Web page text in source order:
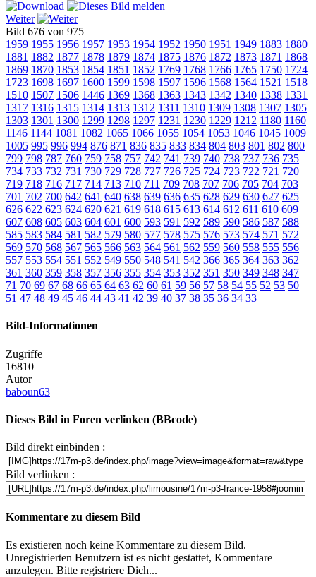
Weiter
Bild 676 von 975
1959 1955 1956 1957 1953 1954 1952 1950 1951 1949 1883 1880
1881 1882 1877 1878 1879 1874 1875 1876 1872 1873 1871 1868
1869 1870 1853 1854 1851 1852 1769 1768 1766 1765 1750 1724
1723 1698 1697 1600 1599 1598 1597 1596 1568 1564 1521 1518
1510 1507 1506 1446 1369 1368 1363 1343 1342 1340 1338 1331
1317 1316 1315 1314 1313 1312 1311 1310 1309 1308 1307 1305
1303 1301 1300 1299 1298 1297 1231 1230 1229 1212 1180 1160
1146 1144 1081 1082 1065 1066 1055 1054 1053 1046 1045 1009
1005 995 996 994 876 871 836 835 833 834 804 803 801 802 800
799 798 787 760 759 758 757 742 741 739 740 738 737 736 735
734 733 732 731 730 729 728 727 726 725 724 723 722 721 720
719 718 716 717 714 713 710 711 709 708 707 706 705 704 703
701 702 700 642 641 640 638 639 636 635 628 629 630 627 625
626 622 623 624 620 621 619 618 615 613 614 612 611 610 609
607 608 605 603 604 601 600 593 591 592 589 590 586 587 588
585 583 584 581 582 579 580 577 578 575 576 573 574 571 572
569 570 568 567 565 566 563 564 561 562 559 560 558 555 556
557 553 554 551 552 549 550 548 541 542 366 365 364 363 362
361 360 359 358 357 356 355 354 353 352 351 350 349 348 347
71 70 69 67 68 66 65 64 63 62 60 61 59 56 57 58 54 55 52 53 50
51 47 48 49 45 46 44 43 41 42 39 40 37 38 35 36 34 33
Bild-Informationen
Zugriffe
16810
Autor
baboun63
Dieses Bild in Foren verlinken (BBcode)
Bild direkt einbinden :
Bild verlinken :
Kommentare zu diesem Bild
Es existieren noch keine Kommentare zu diesem Bild.
Unregistrierten Benutzern ist es nicht gestattet, Kommentare
anzulegen. Bitte registriere Dich...